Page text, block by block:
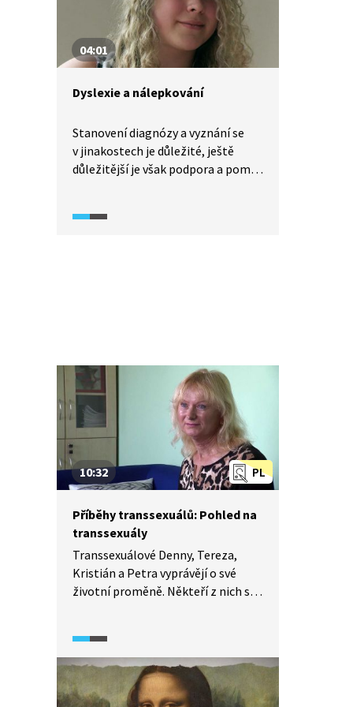
rodina, přátelé a okolí?
04:01
Dyslexie a nálepkování
Stanovení diagnózy a vyznání se
v jinakostech je důležité, ještě
důležitější je však podpora a pomoc
byla v očích spolužáků, a bohužel
PL
10:32
Příběhy transsexuálů: Pohled na
transsexuály
Transsexuálové Denny, Tereza,
Kristián a Petra vyprávějí o své
životní proměně. Někteří z nich své
léčbou a chirurgicky. Celková
přeměna trvá několik let, je časově
náročná a fyzicky zatěžující. Jak
moc pro ně byla tranzice náročná